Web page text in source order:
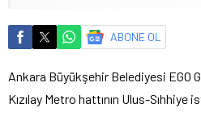
ABONE OL
Ankara Büyükşehir Belediyesi EGO
Kızılay Metro hattının Ulus-Sıhhiye